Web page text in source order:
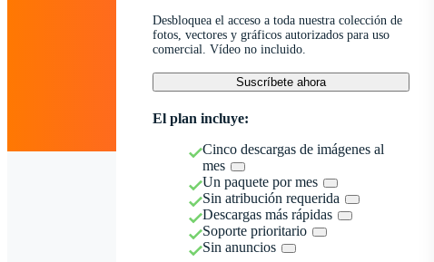
Desbloquea el acceso a toda nuestra colección de
fotos, vectores y gráficos autorizados para uso
comercial. Vídeo no incluido.
Suscríbete ahora
El plan incluye:
Cinco descargas de imágenes al
mes
Un paquete por mes
Sin atribución requerida
Descargas más rápidas
Soporte prioritario
Sin anuncios